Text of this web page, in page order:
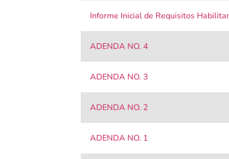
Informe Inicial de Requisitos
ADENDA NO. 4
ADENDA NO. 3
ADENDA NO. 2
ADENDA NO. 1